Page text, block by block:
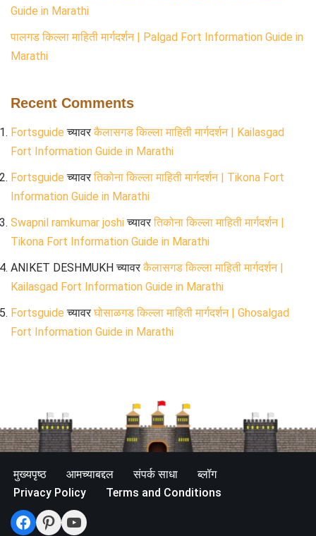
Guide in Marathi
पालगड किल्ला माहिती मार्गदर्शन | Palgad Fort Information Guide in
Marathi
Recent Comments
Fortsguide च्यावरकैलासगड किल्ला माहिती मार्गदर्शन | Kailasgad
Fort Information Guide in Marathi
Fortsguide च्यावरतिकोना किल्ला माहिती मार्गदर्शन | Tikona Fort
Information Guide in Marathi
Swapnil ramkumar joshiच्यावरतिकोना किल्ला माहिती मार्गदर्शन |
Tikona Fort Information Guide in Marathi
ANIKET DESHMUKHच्यावरकैलासगड किल्ला माहिती मार्गदर्शन |
Kailasgad Fort Information Guide in Marathi
Fortsguide च्यावरघोसाळगड किल्ला माहिती मार्गदर्शन | Ghosalgad
Fort Information Guide in Marathi
मुख्यपृष्ठ आमच्याबद्दल संपर्क साधा
ब्लॉग
Privacy Policy
Terms and Conditions